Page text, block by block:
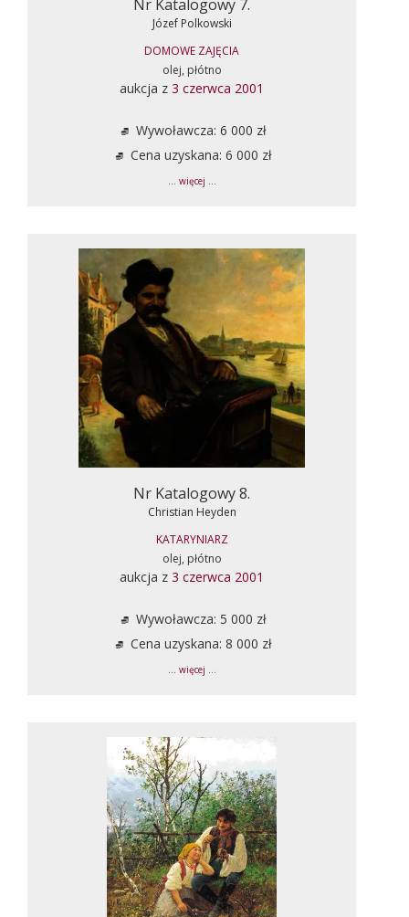
Nr Katalogowy 7.
Józef Polkowski
DOMOWE ZAJĘCIA
olej, płótno
aukcja z 3 czerwca 2001
Wywoławcza: 6 000 zł
Cena uzyskana: 6 000 zł
... więcej ...
Nr Katalogowy 8.
Christian Heyden
KATARYNIARZ
olej, płótno
aukcja z 3 czerwca 2001
Wywoławcza: 5 000 zł
Cena uzyskana: 8 000 zł
... więcej ...